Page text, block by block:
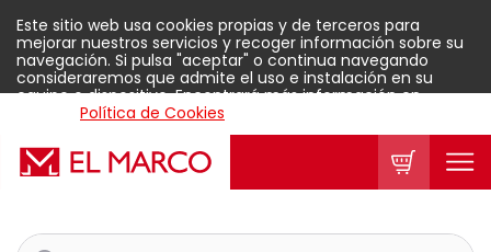
Este sitio web usa cookies propias y de terceros para
mejorar nuestros servicios y recoger información sobre su
navegación. Si pulsa "aceptar" o continua navegando
consideraremos que admite el uso e instalación en su
equipo o dispositivo. Encontrará más información en
Política de Cookies
Aceptar